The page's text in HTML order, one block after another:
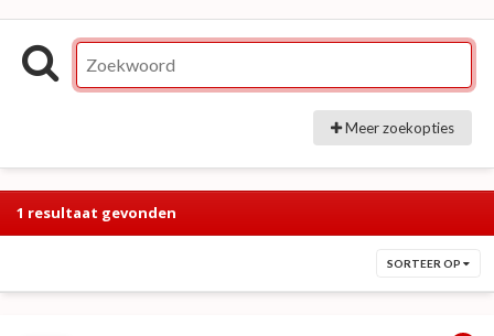
Meer zoekopties
1 resultaat gevonden
SORTEER OP